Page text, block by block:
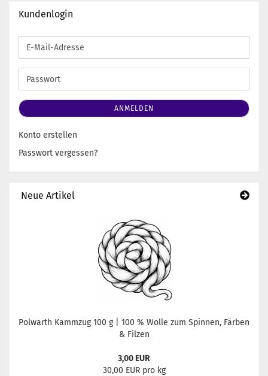
Kundenlogin
E-
Mail-
Adresse
Passwort
ANMELDEN
Konto erstellen
Passwort vergessen?
Neue Artikel
Polwarth Kammzug 100 g | 100 % Wolle zum Spinnen, Färben
& Filzen
3,00 EUR
30,00 EUR pro kg